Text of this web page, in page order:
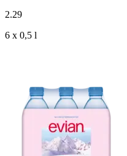
2.29
6 x 0,5 l